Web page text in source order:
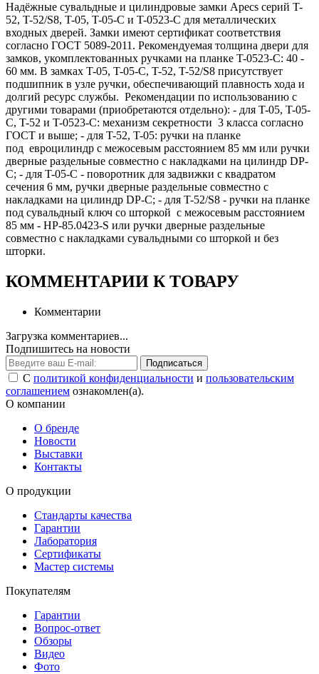
Надёжные сувальдные и цилиндровые замки Apecs серий T-
52, T-52/S8, T-05, T-05-C и T-0523-C для металлических
входных дверей. Замки имеют сертификат соответствия
согласно ГОСТ 5089-2011. Рекомендуемая толщина двери для
замков, укомплектованных ручками на планке T-0523-C: 40 -
60 мм. В замках T-05, T-05-C, T-52, T-52/S8 присутствует
подшипник в узле ручки, обеспечивающий плавность хода и
долгий ресурс службы. Рекомендации по использованию с
другими товарами (приобретаются отдельно): - для T-05, T-05-
C, T-52 и T-0523-C: механизм секретности 3 класса согласно
ГОСТ и выше; - для T-52, T-05: ручки на планке
под евроцилиндр с межосевым расстоянием 85 мм или ручки
дверные раздельные совместно с накладками на цилиндр DP-
C; - для T-05-C - поворотник для задвижки с квадратом
сечения 6 мм, ручки дверные раздельные совместно с
накладками на цилиндр DP-C; - для T-52/S8 - ручки на планке
под сувальдный ключ co шторкой с межосевым расстоянием
85 мм - HP-85.0423-S или ручки дверные раздельные
совместно с накладками сувальдными со шторкой и без
шторки.
КОММЕНТАРИИ К ТОВАРУ
Комментарии
Загрузка комментариев...
Подпишитесь на новости
Подписаться
С политикой конфиденциальности и пользовательским
соглашением ознакомлен(а).
О компании
О бренде
Новости
Выставки
Контакты
О продукции
Стандарты качества
Гарантии
Лаборатория
Сертификаты
Мастер системы
Покупателям
Гарантии
Вопрос-ответ
Обзоры
Видео
Фото